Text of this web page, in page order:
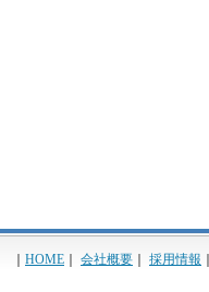
HOME 会社概要 採用情報